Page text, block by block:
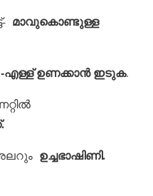
മാവുകൊണ്ടുള്ള
-എള്ള് ഉണക്കാന്‍ ഇടുക.
ഉച്ചഭാഷിണി.